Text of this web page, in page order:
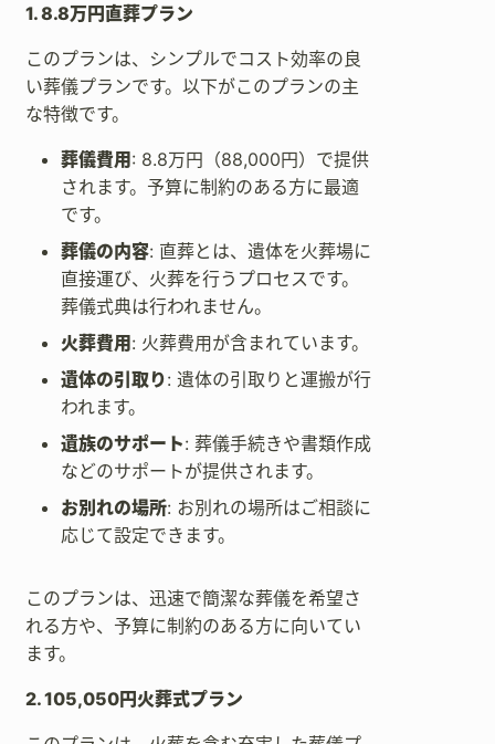
1. 8.8万円直葬プラン
このプランは、シンプルでコスト効率の良
い葬儀プランです。以下がこのプランの主
な特徴です。
葬儀費用: 8.8万円（88,000円）で提供
されます。予算に制約のある方に最適
です。
葬儀の内容: 直葬とは、遺体を火葬場に
直接運び、火葬を行うプロセスです。
葬儀式典は行われません。
火葬費用: 火葬費用が含まれています。
遺体の引取り: 遺体の引取りと運搬が行
われます。
遺族のサポート: 葬儀手続きや書類作成
などのサポートが提供されます。
お別れの場所: お別れの場所はご相談に
応じて設定できます。
このプランは、迅速で簡潔な葬儀を希望さ
れる方や、予算に制約のある方に向いてい
ます。
2. 105,050円火葬式プラン